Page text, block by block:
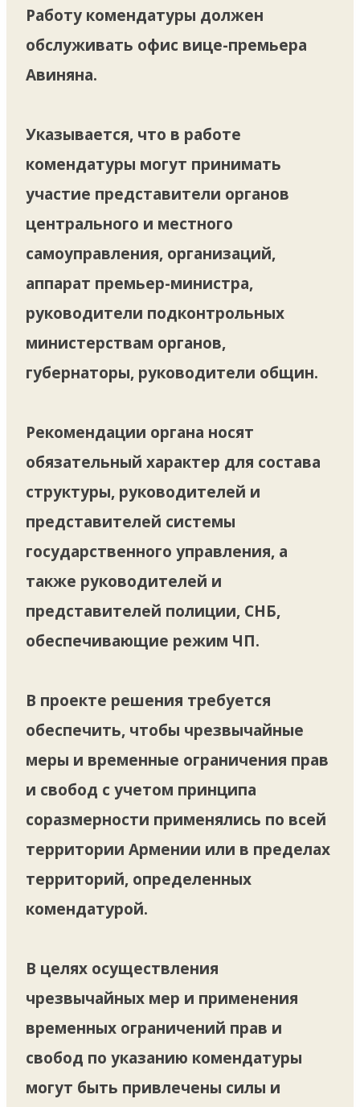
Работу комендатуры должен
обслуживать офис вице-премьера
Авиняна.
Указывается, что в работе
комендатуры могут принимать
участие представители органов
центрального и местного
самоуправления, организаций,
аппарат премьер-министра,
руководители подконтрольных
министерствам органов,
губернаторы, руководители общин.
Рекомендации органа носят
обязательный характер для состава
структуры, руководителей и
представителей системы
государственного управления, а
также руководителей и
представителей полиции, СНБ,
обеспечивающие режим ЧП.
В проекте решения требуется
обеспечить, чтобы чрезвычайные
меры и временные ограничения прав
и свобод с учетом принципа
соразмерности применялись по всей
территории Армении или в пределах
территорий, определенных
комендатурой.
В целях осуществления
чрезвычайных мер и применения
временных ограничений прав и
свобод по указанию комендатуры
могут быть привлечены силы и